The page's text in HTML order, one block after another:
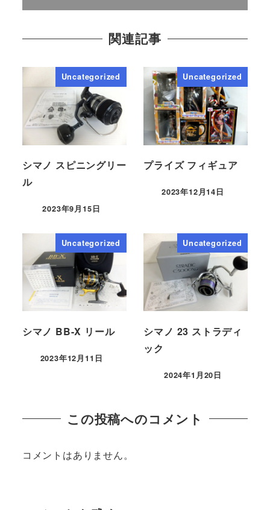
関連記事
Uncategorized
シマノ スピニングリー
ル
2023年9月15日
Uncategorized
プライズ フィギュア
2023年12月14日
Uncategorized
シマノ BB-X リール
2023年12月11日
Uncategorized
シマノ 23 ストラディ
ック
2024年1月20日
この投稿へのコメント
コメントはありません。